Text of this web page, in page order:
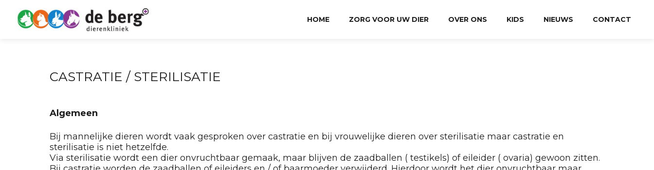
HOME ZORG VOOR UW DIER OVER ONS KIDS NIEUWS CONTACT
CASTRATIE / STERILISATIE
Algemeen
Bij mannelijke dieren wordt vaak gesproken over castratie en bij vrouwelijke dieren over sterilisatie maar castratie en
sterilisatie is niet hetzelfde.
Via sterilisatie wordt een dier onvruchtbaar gemaak, maar blijven de zaadballen ( testikels) of eileider ( ovaria) gewoon zitten.